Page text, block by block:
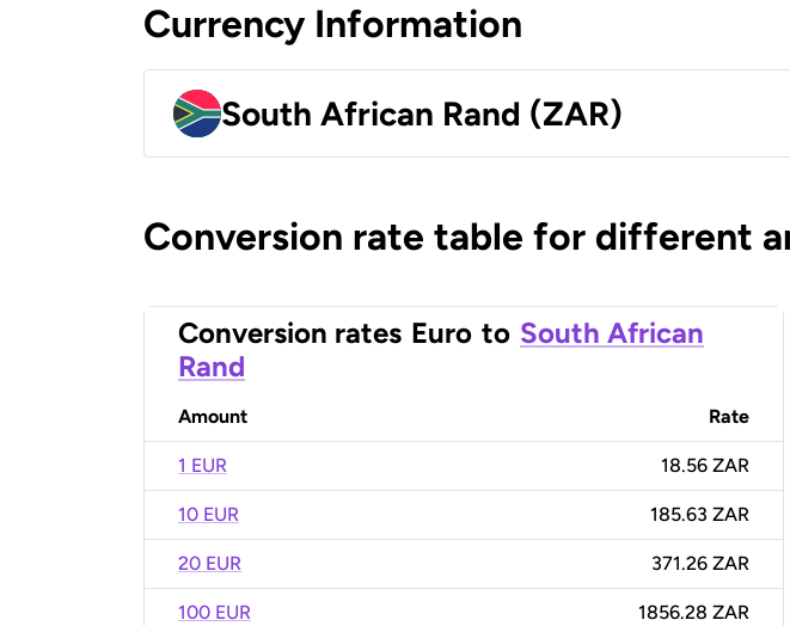
Currency Information
South African Rand (ZAR)
Conversion rate table for different
Conversion rates Euro to South African
Rand
Amount Rate
1 EUR 18.56 ZAR
10 EUR 185.63 ZAR
20 EUR 371.26 ZAR
100 EUR 1856.28 ZAR